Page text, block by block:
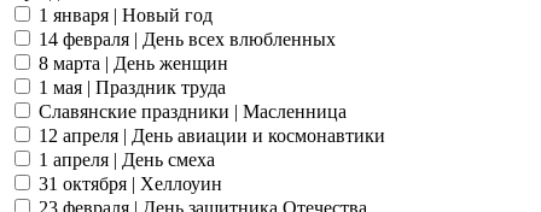
1 января | Новый год
14 февраля | День всех влюбленных
8 марта | День женщин
1 мая | Праздник труда
Славянские праздники | Масленница
12 апреля | День авиации и космонавтики
1 апреля | День смеха
31 октября | Хеллоуин
23 февраля | День защитника Отечества